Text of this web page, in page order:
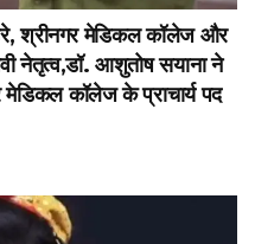
श्रीनगर मेडिकल कॉलेज और
नेतृत्व,डॉ. आशुतोष सयाना ने
मेडिकल कॉलेज के प्राचार्य पद